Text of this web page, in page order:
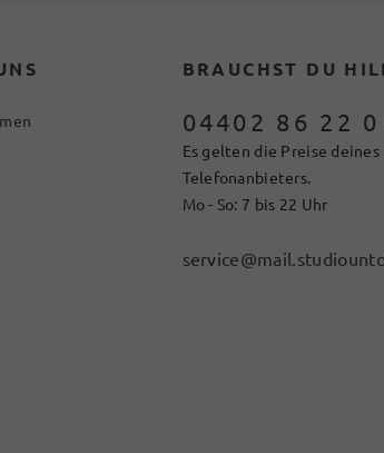
BRAUCHST DU
04402 86 22 0
Es gelten die Preise deines
Telefonanbieters.
Mo - So: 7 bis 22 Uhr